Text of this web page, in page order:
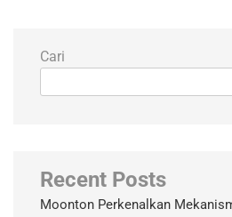
Cari
Recent Posts
Moonton Perkenalkan